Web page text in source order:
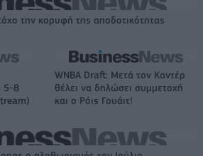
την κορυφή της αποδοτικότητας
5-8
WNBA Draft: Μετά τον Καντέρ
θέλει να δηλώσει συμμετοχή
και ο Ρόις Γουάιτ!